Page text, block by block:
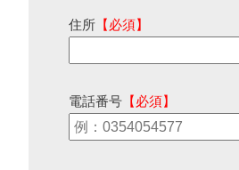
住所 【必須】
電話番号 【必須】